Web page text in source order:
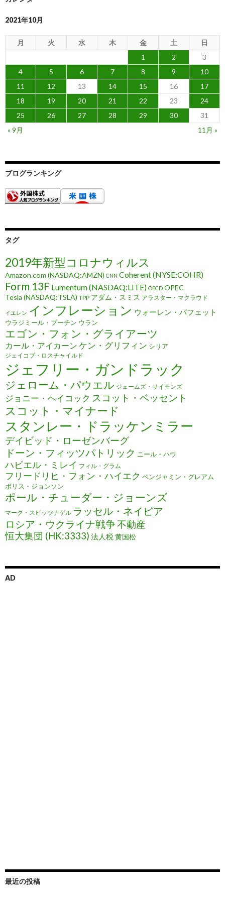
2021年10月
月 火 水 木 金 土
日
1
2
3
4
5 6 7 8 9
10
11
12 13 14 15 16
17
18
19 20 21 22 23
24
25
26 27 28 29 30
31
« 9月
11月 »
ブログランキング
タグ
2019年新型コロナウィルス
Amazon.com (NASDAQ:AMZN) CNN Coherent (NYSE:COHR)
Form 13F Lumentum (NASDAQ:LITE) OECD OPEC
Tesla (NASDAQ:TSLA) TPP アダム・スミス アラスター・マクラウド
イエレン インフレーション ウォーレン・バフェット
ウラジミール・プーチン ウラン
エゴン・フォン・グライアーツ
カール・アイカーン ケン・グリフィン シリア
ジェイコブ・ロスチャイルド
ジェフリー・ガンドラック
ジェローム・パウエル ジェームズ・サイモンズ
ジョニー・ヘイコック スコット・ベッセント
スコット・マイナード
スタンレー・ドラッケンミラー
デイビッド・ローゼンバーグ
ドーン・フィッツパトリック ニール・ハウ
ハビエル・ミレイ フィル・グラム
フリードリヒ・フォン・ハイエク ベンジャミン・グレアム
ボリス・ジョンソン
ポール・チューダー・ジョーンズ
マーク・スピッツナゲル ラッセル・ネイピア
ロシア・ウクライナ戦争不動産
恒大集団 (HK:3333) 法人税黄国松
AD
最近の投稿